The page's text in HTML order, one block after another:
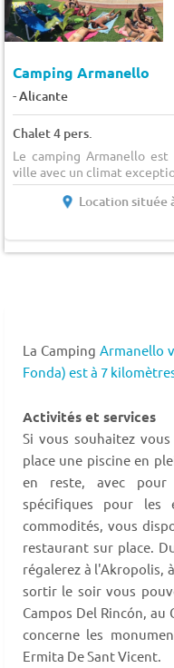
Camping Armanello
-Alicante
Chalet 4 pers.
Le camping Armanello
ville avec un climat
Location située
La CampingArmanello
Fonda) est à 7
Activités et services
Si vous souhaitez
place une piscine en
en reste, avec pour
spécifiques pour
commodités, vous
restaurant sur place.
régalerez à l'Akropolis,
sortir le soir vous
Campos Del Rincón, au
concerne les
Ermita De Sant Vicent.